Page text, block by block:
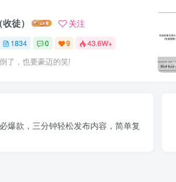
徒） 关注
1834 0 9 43.6W+
了，也要豪迈的笑!
爆款，三分钟轻松发布内容，简单复